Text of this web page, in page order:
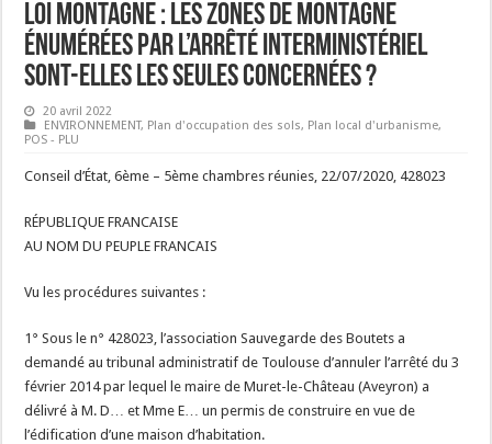
Loi Montagne : les zones de montagne
énumérées par l’arrêté interministériel
sont-elles les seules concernées ?
20 avril 2022
ENVIRONNEMENT, Plan d'occupation des sols, Plan local d'urbanisme,
POS - PLU
Conseil d’État, 6ème – 5ème chambres réunies, 22/07/2020, 428023
RÉPUBLIQUE FRANCAISE
AU NOM DU PEUPLE FRANCAIS
Vu les procédures suivantes :
1° Sous le n° 428023, l’association Sauvegarde des Boutets a
demandé au tribunal administratif de Toulouse d’annuler l’arrêté du 3
février 2014 par lequel le maire de Muret-le-Château (Aveyron) a
délivré à M. D… et Mme E… un permis de construire en vue de
l’édification d’une maison d’habitation.